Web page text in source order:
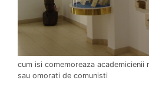
cum isi comemoreaza academicienii
sau omorati de comunisti